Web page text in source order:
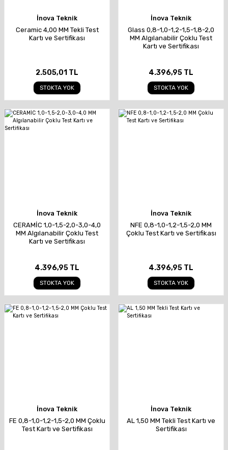
İnova Teknik
Ceramic 4,00 MM Tekli Test
Kartı ve Sertifikası
2.505,01 TL
STOKTA YOK
İnova Teknik
Glass 0,8-1,0-1,2-1,5-1,8-2,0
MM Algılanabilir Çoklu Test
Kartı ve Sertifikası
4.396,95 TL
STOKTA YOK
İnova Teknik
CERAMİC 1,0-1,5-2,0-3,0-4,0
MM Algılanabilir Çoklu Test
Kartı ve Sertifikası
4.396,95 TL
STOKTA YOK
İnova Teknik
NFE 0,8-1,0-1,2-1,5-2,0 MM
Çoklu Test Kartı ve Sertifikası
4.396,95 TL
STOKTA YOK
İnova Teknik
FE 0,8-1,0-1,2-1,5-2,0 MM Çoklu
Test Kartı ve Sertifikası
İnova Teknik
AL 1,50 MM Tekli Test Kartı ve
Sertifikası